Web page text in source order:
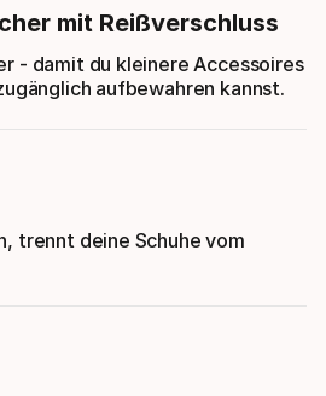
mit Reißverschluss
- damit du kleinere Accessoires
aufbewahren kannst.
trennt deine Schuhe vom